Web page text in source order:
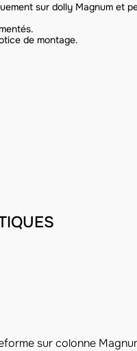
sur dolly Magnum et
de montage.
sur colonne